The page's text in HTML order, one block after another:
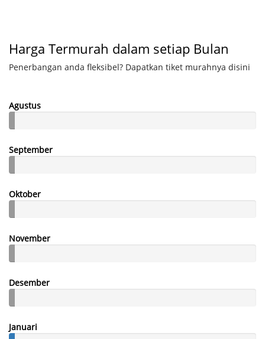
Harga Termurah dalam setiap Bulan
Penerbangan anda fleksibel? Dapatkan tiket murahnya disini
Agustus
September
Oktober
November
Desember
Januari